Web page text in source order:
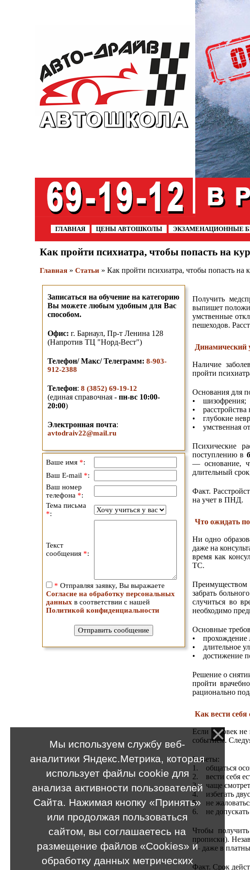
ГЛАВНАЯ ЦЕНЫ АВТОШКОЛЫ ЭКЗАМЕНАЦИОННЫЕ
Как пройти психиатра, чтобы попасть на
Главная » Статьи » Как пройти психиатра, чтобы попасть на
Записаться на обучение на категорию
Вы можете любым удобным для Вас
способом.
Офис: г. Барнаул, Пр-т Ленина 128
(Напротив ТЦ "Норд-Вест")
Телефон/ Макс/ Телеграмм: 8-903-
912-2388
Телефон: 8 (3852) 69-19-12
(единая справочная - пн-вс 10:00-
20:00)
Электронная почта:
avtodraiv22@mail.ru
Ваше имя *:
Ваш E-mail *:
Ваш номер
телефона *:
Тема письма
*:
Текст
сообщения *:
* Отправляя заявку, Вы выражаете
Согласие на обработку персональных
данных в соответствии с нашей
Политикой конфиденциальности
Получить
выпишет
умственные
пешеходов.
Динамический
Наличие
пройти
Основания для
• шизофрения;
• расстройства
• глубокие
• умственная
Психические
поступлению в
— основание,
длительный
Факт.
на учет в ПНД.
Что ожидать
Ни одно
даже на
время как
ТС.
Преимуществом
забрать
случиться во
необходимо
Основные
• прохождение
• длительное
• достижение
Решение о
пройти
рационально
Как вести
Если человек
событием.
Советы:
1. общаться
2. вести себя
3. чаще
4. избегать
5. не
6. не допускать
Чтобы
прописки).
— даже в
Факт. Срок
Мы используем службу веб-
аналитики Яндекс.Метрика, которая
использует файлы cookie для
анализа активности пользователей
Сайта. Нажимая кнопку «Принять»
или продолжая пользоваться
сайтом, вы соглашаетесь на
размещение файлов «Cookies» и
обработку данных метрических